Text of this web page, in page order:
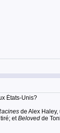
États-Unis?
de Alex Haley,
etBelovedde